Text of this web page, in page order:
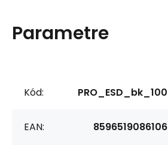
Parametre
Kód: PRO_ESD_bk_100
EAN: 8596519086106